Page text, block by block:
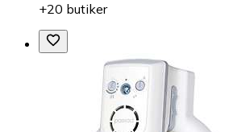
+20 butiker